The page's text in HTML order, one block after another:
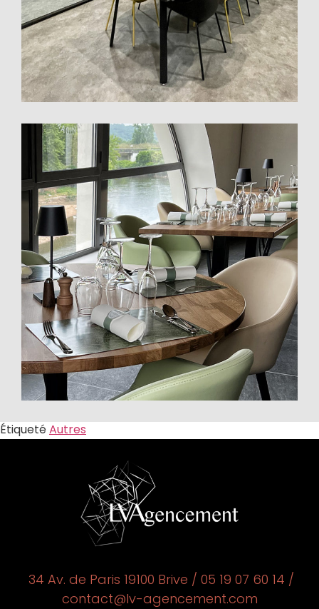
ÉtiquetéAutres
34 Av. de Paris 19100 Brive / 05 19 07 60 14 /
contact@lv-agencement.com